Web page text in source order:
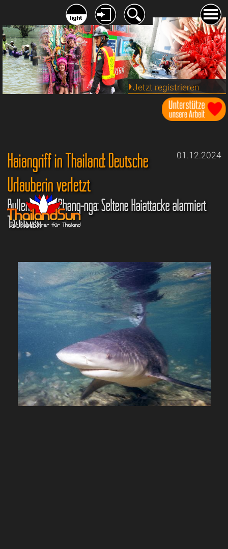
Jetzt registrieren
01.12.2024
Haiangriff in Thailand: Deutsche
Urlauberin verletzt
Bullenhai vor Phang-nga: Seltene Haiattacke alarmiert
Touristen